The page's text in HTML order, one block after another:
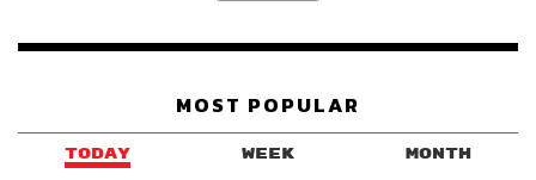
MOST POPULAR
TODAY WEEK MONTH